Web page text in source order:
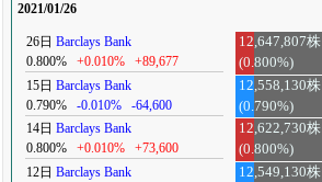
2021/01/26
26日 Barclays Bank
0.800%
+0.010% +89,677
12,647,807株
(0.800%)
15日 Barclays Bank
0.790%
-0.010% -64,600
12,558,130株
(0.790%)
14日 Barclays Bank
0.800%
+0.010% +73,600
12,622,730株
(0.800%)
12日 Barclays Bank
12,549,130株